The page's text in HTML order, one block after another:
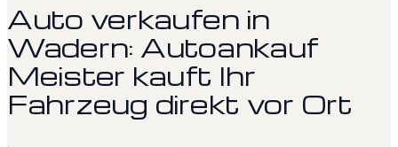
Auto verkaufen in
Wadern: Autoankauf
Meister kauft Ihr
Fahrzeug direkt vor Ort